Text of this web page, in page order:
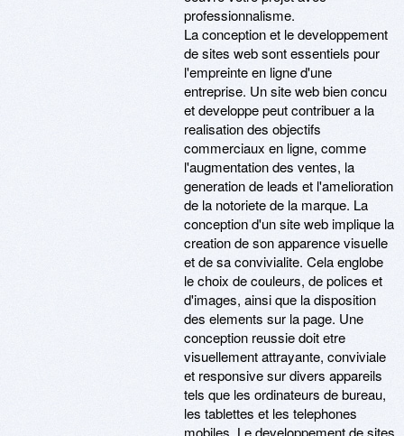
professionnalisme.
La conception et le developpement
de sites web sont essentiels pour
l'empreinte en ligne d'une
entreprise. Un site web bien concu
et developpe peut contribuer a la
realisation des objectifs
commerciaux en ligne, comme
l'augmentation des ventes, la
generation de leads et l'amelioration
de la notoriete de la marque. La
conception d'un site web implique la
creation de son apparence visuelle
et de sa convivialite. Cela englobe
le choix de couleurs, de polices et
d'images, ainsi que la disposition
des elements sur la page. Une
conception reussie doit etre
visuellement attrayante, conviviale
et responsive sur divers appareils
tels que les ordinateurs de bureau,
les tablettes et les telephones
mobiles. Le developpement de sites